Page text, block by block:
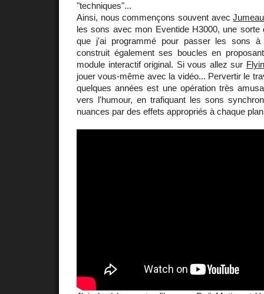
"techniques"...
Ainsi, nous commençons souvent avec
les sons avec mon Eventide H3000, une sorte
que j'ai programmé pour passer les sons à
construit également ses boucles en
module interactif original. Si vous allez sur
jouer vous-même avec la vidéo... Pervertir le
quelques années est une opération très
vers l'humour, en trafiquant les sons
nuances par des effets appropriés à chaque